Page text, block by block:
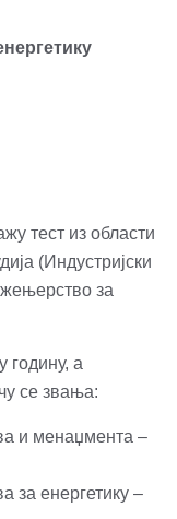
тест из области
(Индустријски
за
годину, а
се звања:
и менаџмента –
за енергетику –